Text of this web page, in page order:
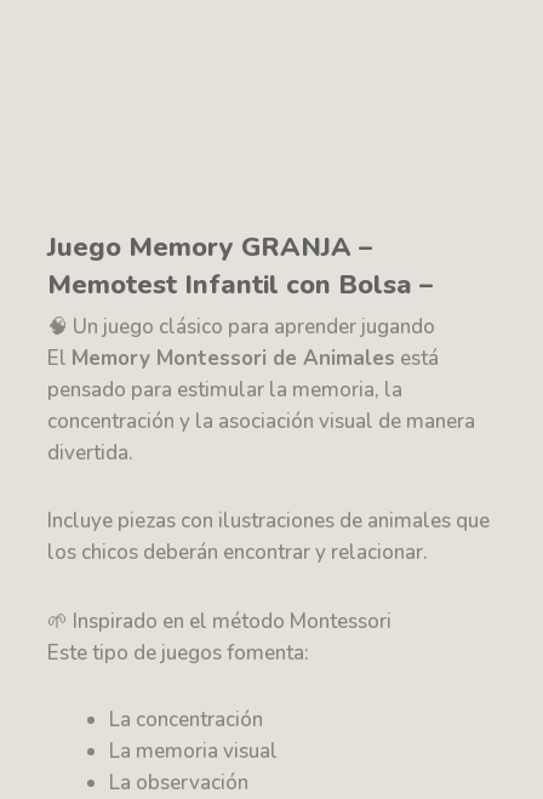
Juego Memory GRANJA –
Memotest Infantil con Bolsa –
🧠 Un juego clásico para aprender jugando
El Memory Montessori de Animales está
pensado para estimular la memoria, la
concentración y la asociación visual de manera
divertida.
Incluye piezas con ilustraciones de animales que
los chicos deberán encontrar y relacionar.
🌱 Inspirado en el método Montessori
Este tipo de juegos fomenta:
La concentración
La memoria visual
La observación